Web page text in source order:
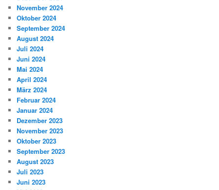
November 2024
Oktober 2024
September 2024
August 2024
Juli 2024
Juni 2024
Mai 2024
April 2024
März 2024
Februar 2024
Januar 2024
Dezember 2023
November 2023
Oktober 2023
September 2023
August 2023
Juli 2023
Juni 2023